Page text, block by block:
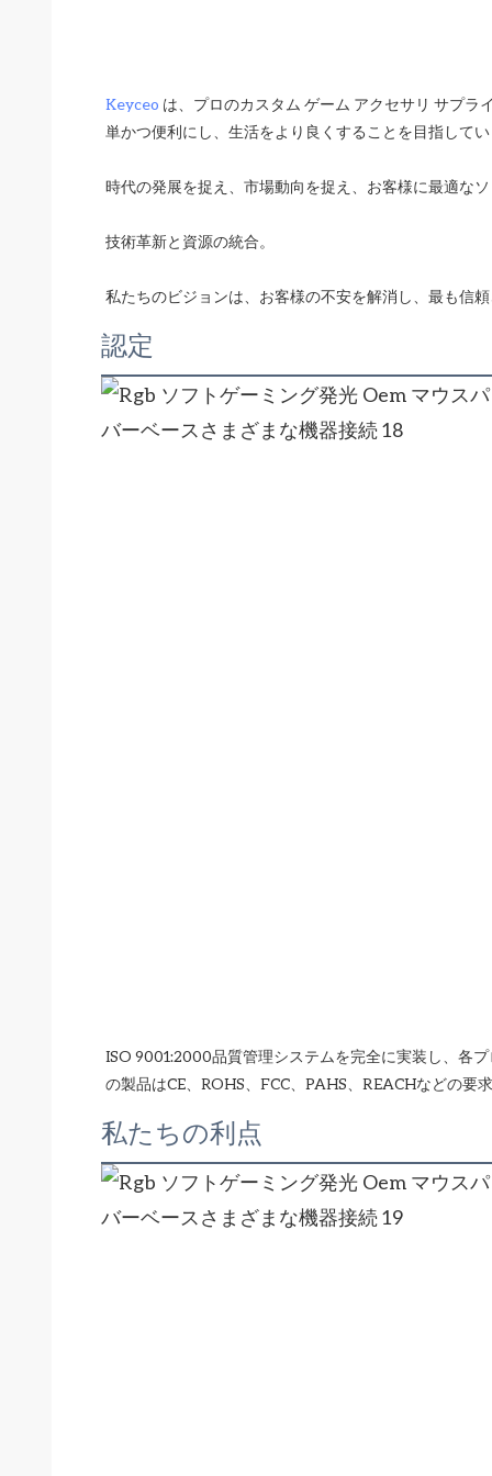
Keyceo は、プロのカスタム ゲーム アクセサリ サプ
認定
ISO 9001:2000品質管理システムを完全に実装し、各
私たちの利点